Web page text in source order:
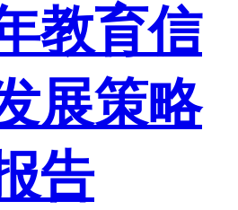
教育信
展策略
告